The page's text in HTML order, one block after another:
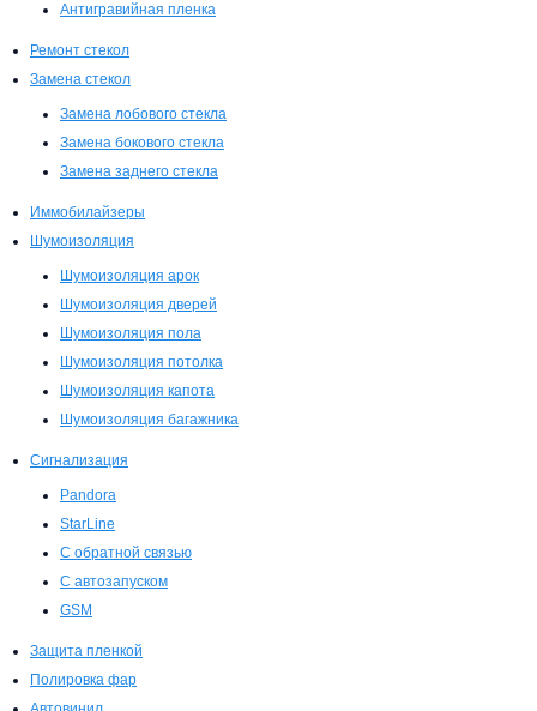
Антигравийная пленка
Ремонт стекол
Замена стекол
Замена лобового стекла
Замена бокового стекла
Замена заднего стекла
Иммобилайзеры
Шумоизоляция
Шумоизоляция арок
Шумоизоляция дверей
Шумоизоляция пола
Шумоизоляция потолка
Шумоизоляция капота
Шумоизоляция багажника
Сигнализация
Pandora
StarLine
С обратной связью
С автозапуском
GSM
Защита пленкой
Полировка фар